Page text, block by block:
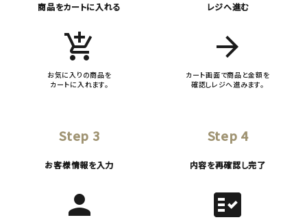
商品をカートに入れる
add_shopping_cart
お気に入りの商品を
カートに入れます。
レジへ進む
arrow_forward
カート画面で商品と金額を
確認しレジへ進みます。
Step 3
お客様情報を入力
person
Step 4
内容を再確認し完了
fact_check